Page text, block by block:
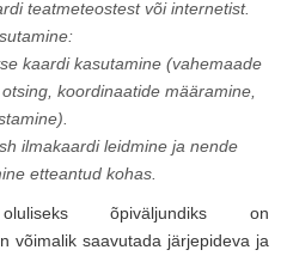
teatmeteostest või internetist.
kaardi kasutamine (vahemaade
koordinaatide määramine,
ilmakaardi leidmine ja nende
etteantud kohas.
õpiväljundiks on
võimalik saavutada järjepideva ja